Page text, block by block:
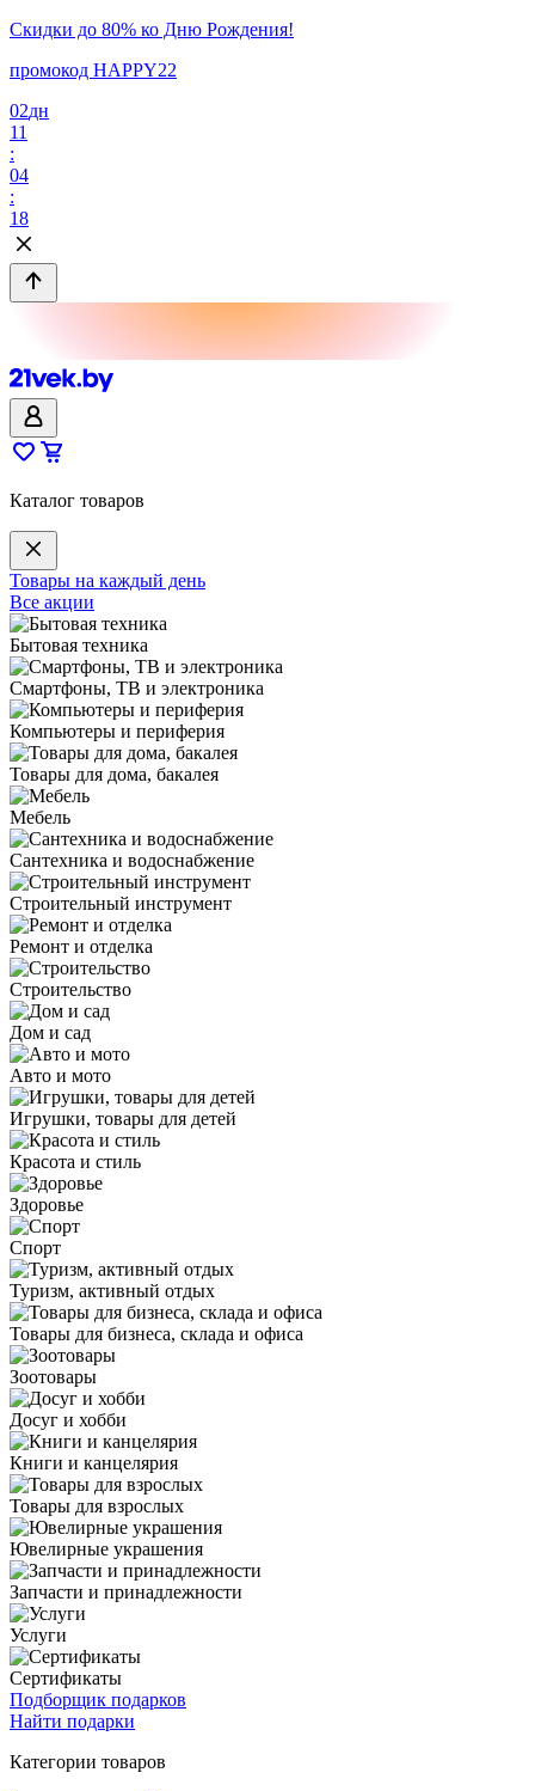
Скидки до 80% ко Дню Рождения!
промокод HAPPY22
02дн
11
:
04
:
18
Каталог товаров
Товары на каждый день
Все акции
Бытовая техника
Смартфоны, ТВ и электроника
Компьютеры и периферия
Товары для дома, бакалея
Мебель
Сантехника и водоснабжение
Строительный инструмент
Ремонт и отделка
Строительство
Дом и сад
Авто и мото
Игрушки, товары для детей
Красота и стиль
Здоровье
Спорт
Туризм, активный отдых
Товары для бизнеса, склада и офиса
Зоотовары
Досуг и хобби
Книги и канцелярия
Товары для взрослых
Ювелирные украшения
Запчасти и принадлежности
Услуги
Сертификаты
Подборщик подарков
Найти подарки
Категории товаров